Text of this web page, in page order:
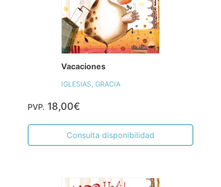
Vacaciones
IGLESIAS, GRACIA
PVP. 18,00€
Consulta disponibilidad